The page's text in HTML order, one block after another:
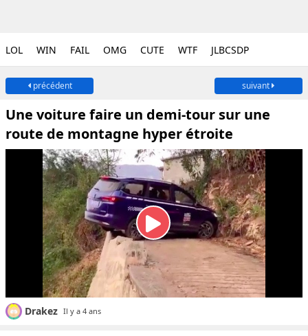
LOL WIN FAIL OMG CUTE WTF JLBCSDP
précédent suivant
Une voiture faire un demi-tour sur une
route de montagne hyper étroite
Drakez Il y a 4 ans